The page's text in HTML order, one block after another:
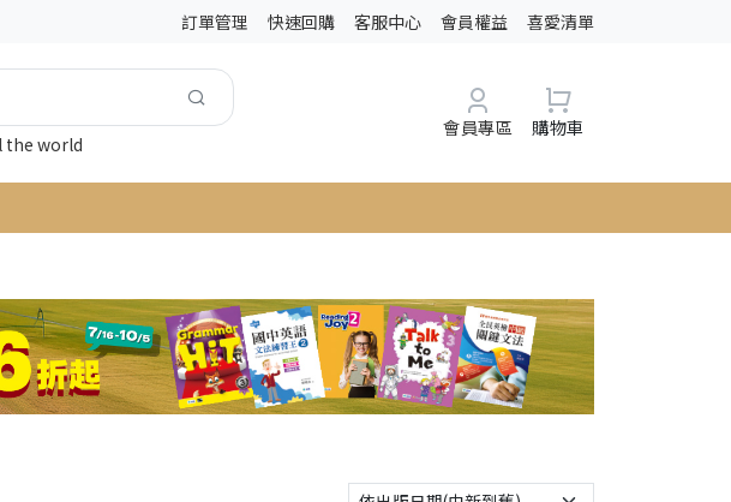
訂單管理 快速回購 客服中心 會員權益 喜愛清單
the world
會員專區 購物車